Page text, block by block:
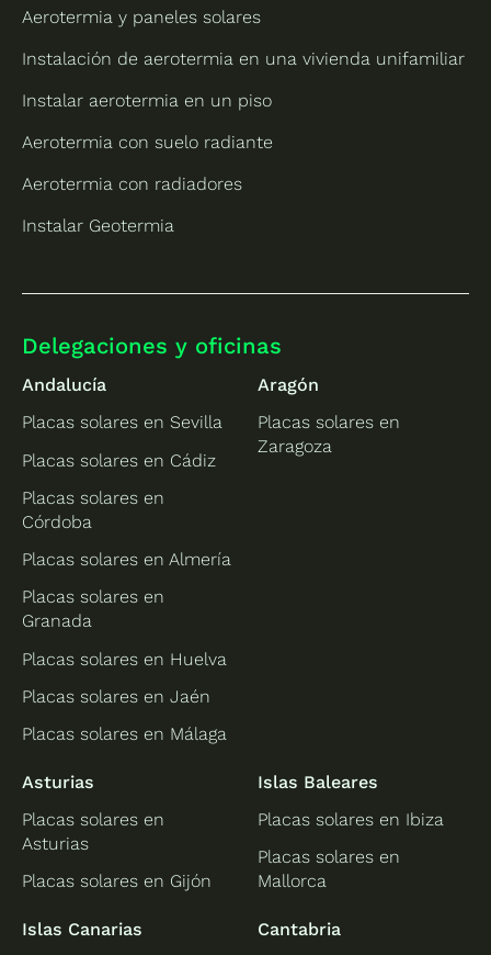
Aerotermia y paneles solares
Instalación de aerotermia en una vivienda unifamiliar
Instalar aerotermia en un piso
Aerotermia con suelo radiante
Aerotermia con radiadores
Instalar Geotermia
Delegaciones y oficinas
Andalucía
Placas solares en Sevilla
Placas solares en Cádiz
Placas solares en
Córdoba
Placas solares en Almería
Placas solares en
Granada
Placas solares en Huelva
Placas solares en Jaén
Placas solares en Málaga
Aragón
Placas solares en
Zaragoza
Asturias
Placas solares en
Asturias
Placas solares en Gijón
Islas Baleares
Placas solares en Ibiza
Placas solares en
Mallorca
Islas Canarias
Cantabria